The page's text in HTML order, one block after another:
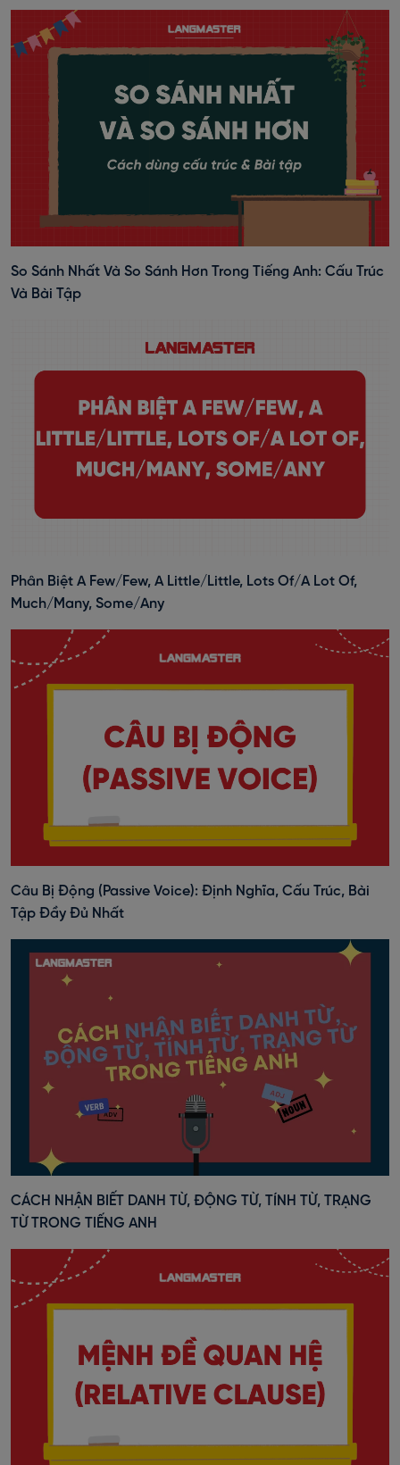
So Sánh Nhất Và So Sánh Hơn Trong Tiếng Anh: Cấu Trúc
Và Bài Tập
Phân Biệt A Few/Few, A Little/Little, Lots Of/A Lot Of,
Much/Many, Some/Any
Câu Bị Động (Passive Voice): Định Nghĩa, Cấu Trúc, Bài
Tập Đầy Đủ Nhất
CÁCH NHẬN BIẾT DANH TỪ, ĐỘNG TỪ, TÍNH TỪ, TRẠNG
TỪ TRONG TIẾNG ANH